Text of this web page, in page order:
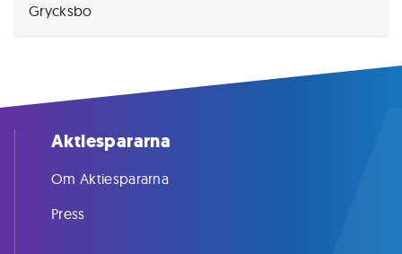
Grycksbo
Aktiespararna
Om Aktiespararna
Press